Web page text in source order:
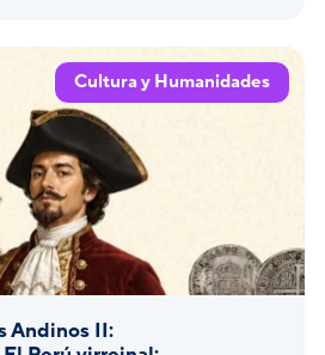
Cultura y Humanidades
Andinos II: